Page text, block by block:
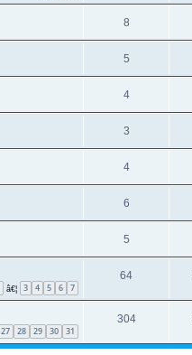
8
5
4
3
4
6
5
â€¦ 3 4 5 6 7
64
27 28 29 30 31
304